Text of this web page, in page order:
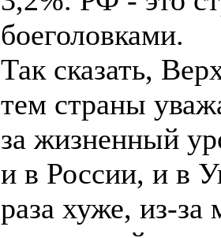
боеголовками.
Так сказать,
тем страны
за жизненный
и в России, и в
раза хуже, из-за